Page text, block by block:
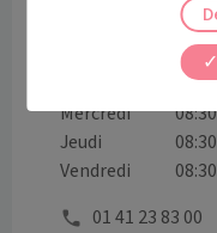
Horaires et
Mercredi
Jeudi
Vendredi
01 41 23 83 00